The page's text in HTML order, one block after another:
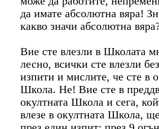
да имате абсолютна вяра!
какво значи абсолютна
Вие сте влезли в Школата
лесно, всички сте влезли
изпити и мислите, че сте в
Школа. Не! Вие сте в
окултната Школа и сега,
влезе в окултната Школа,